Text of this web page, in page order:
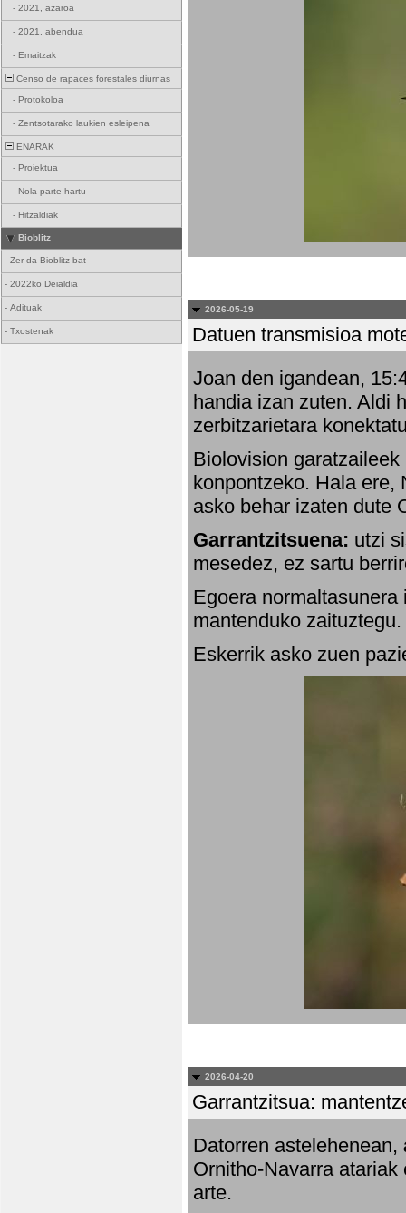
- 2021, azaroa
- 2021, abendua
- Emaitzak
Censo de rapaces forestales diurnas
- Protokoloa
- Zentsotarako laukien esleipena
ENARAK
- Proiektua
- Nola parte hartu
- Hitzaldiak
Bioblitz
- Zer da Bioblitz bat
- 2022ko Deialdia
- Adituak
- Txostenak
2026-05-19
Datuen transmisioa
Joan den igandean,
handia izan zuten. Aldi
zerbitzarietara
Biolovision
konpontzeko. Hala ere,
asko behar izaten dute
Garrantzitsuena: utzi
mesedez, ez sartu
Egoera
mantenduko
Eskerrik asko zuen
2026-04-20
Garrantzitsua:
Datorren astelehenean,
Ornitho-Navarra
arte.